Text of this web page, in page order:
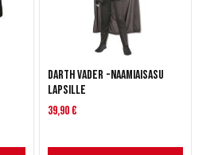
Darth Vader -naamiaisasu
lapsille
39,90 €